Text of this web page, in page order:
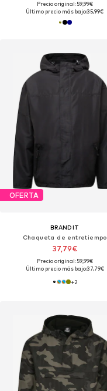
Precio original: 59,99€
Último precio más bajo:35,99€
OFERTA
BRANDIT
Chaqueta de entretiempo
37,79€
Precio original: 59,99€
Último precio más bajo:37,79€
+2